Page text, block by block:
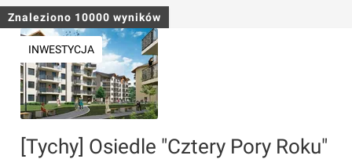
Znaleziono 10000 wyników
INWESTYCJA
[Tychy] Osiedle "Cztery Pory Roku"